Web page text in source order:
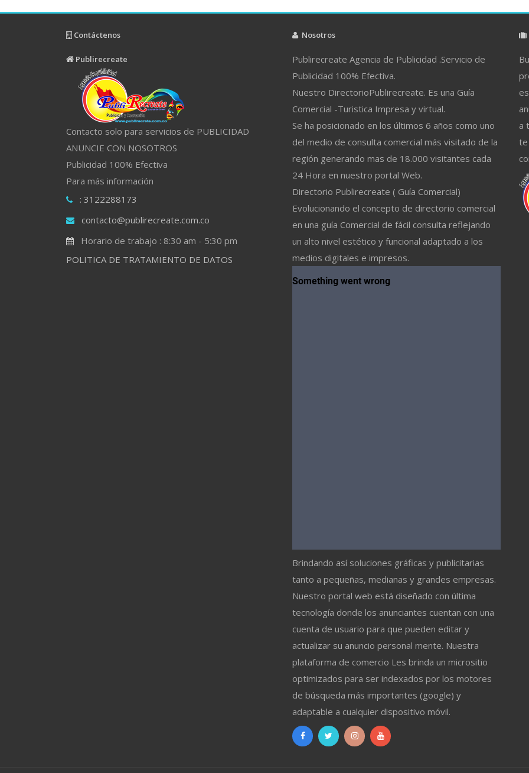
Contáctenos
Publirecreate
Contacto solo para servicios de PUBLICIDAD
ANUNCIE CON NOSOTROS
Publicidad 100% Efectiva
Para más información
: 3122288173
contacto@publirecreate.com.co
Horario de trabajo : 8:30 am - 5:30 pm
POLITICA DE TRATAMIENTO DE DATOS
Nosotros
Publirecreate Agencia de Publicidad .Servicio de
Publicidad 100% Efectiva.
Nuestro DirectorioPublirecreate. Es una Guía
Comercial -Turistica Impresa y virtual.
Se ha posicionado en los últimos 6 años como uno
del medio de consulta comercial más visitado de la
región generando mas de 18.000 visitantes cada
24 Hora en nuestro portal Web.
Directorio Publirecreate ( Guía Comercial)
Evolucionando el concepto de directorio comercial
en una guía Comercial de fácil consulta reflejando
un alto nivel estético y funcional adaptado a los
medios digitales e impresos.
Brindando así soluciones gráficas y publicitarias
tanto a pequeñas, medianas y grandes empresas.
Nuestro portal web está diseñado con última
tecnología donde los anunciantes cuentan con una
cuenta de usuario para que pueden editar y
actualizar su anuncio personal mente. Nuestra
plataforma de comercio Les brinda un micrositio
optimizados para ser indexados por los motores
de búsqueda más importantes (google) y
adaptable a cualquier dispositivo móvil.
a
te